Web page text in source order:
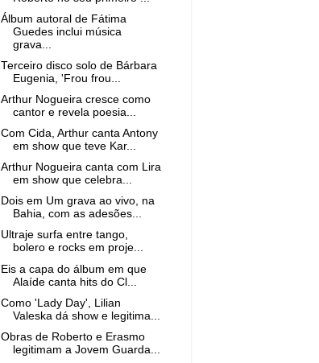
Álbum autoral de Fátima
Guedes inclui música
grava...
Terceiro disco solo de Bárbara
Eugenia, 'Frou frou...
Arthur Nogueira cresce como
cantor e revela poesia...
Com Cida, Arthur canta Antony
em show que teve Kar...
Arthur Nogueira canta com Lira
em show que celebra...
Dois em Um grava ao vivo, na
Bahia, com as adesões...
Ultraje surfa entre tango,
bolero e rocks em proje...
Eis a capa do álbum em que
Alaíde canta hits do Cl...
Como 'Lady Day', Lilian
Valeska dá show e legitima...
Obras de Roberto e Erasmo
legitimam a Jovem Guarda...